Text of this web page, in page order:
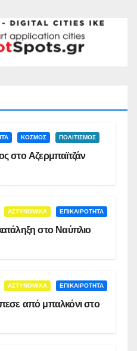
ΚΟΣΜΟΣ ΠΟΛΙΤΙΣΜΟΣ
στο Αζερμπαϊτζάν
ΑΣΤΥΝΟΜΙΚΑ ΕΠΙΚΑΙΡΟΤΗΤΑ
στο Ναύπλιο
ΑΣΤΥΝΟΜΙΚΑ ΕΠΙΚΑΙΡΟΤΗΤΑ
από μπαλκόνι στο